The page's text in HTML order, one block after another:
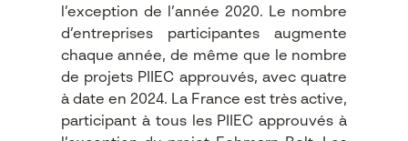
l’exception de l’année 2020. Le nombre
d’entreprises participantes augmente
chaque année, de même que le nombre
de projets PIIEC approuvés, avec quatre
à date en 2024. La France est très active,
participant à tous les PIIEC approuvés à